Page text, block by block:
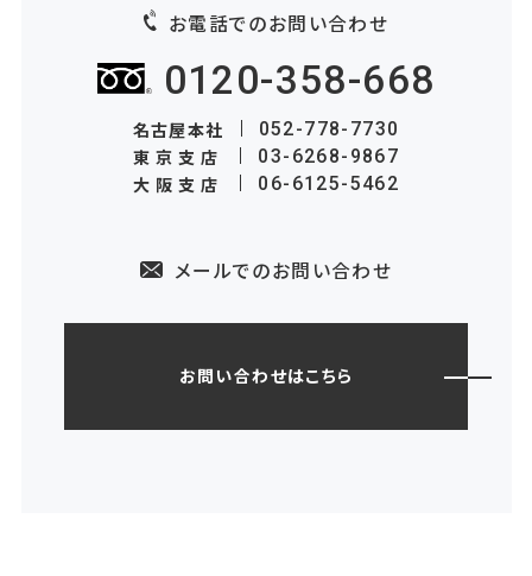
お電話でのお問い合わせ
0120-358-668
名古屋本社 052-778-7730
東京支店 03-6268-9867
大阪支店 06-6125-5462
メールでのお問い合わせ
お問い合わせはこちら